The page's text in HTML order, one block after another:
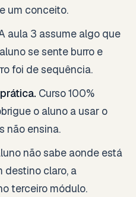
um conceito.
aula 3 assume algo que
se sente burro e
foi de sequência.
Curso 100%
o aluno a usar o
não ensina.
não sabe aonde está
destino claro, a
terceiro módulo.